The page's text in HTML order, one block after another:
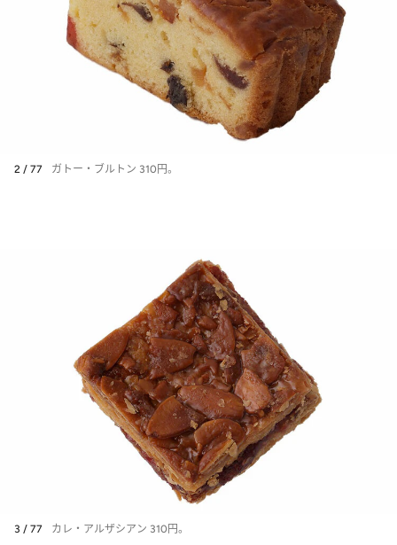
2 / 77 ガトー・ブルトン 310円。
3 / 77 カレ・アルザシアン 310円。